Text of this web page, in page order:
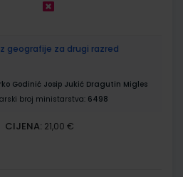
iz geografije za drugi razred
Godinić Josip Jukić Dragutin Migles
broj ministarstva: 6498
CIJENA: 21,00 €